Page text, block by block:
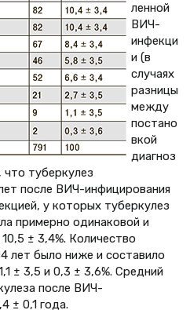
ленной
ВИЧ-
инфекци
и (в
случаях
разницы
между
постано
вкой
диагноз
что туберкулез
после ВИЧ-инфицирования
у которых туберкулез
примерно одинаковой и
± 3,4%. Количество
лет было ниже и составило
± 3,5 и 0,3 ± 3,6%. Средний
после ВИЧ-
± 0,1 года.